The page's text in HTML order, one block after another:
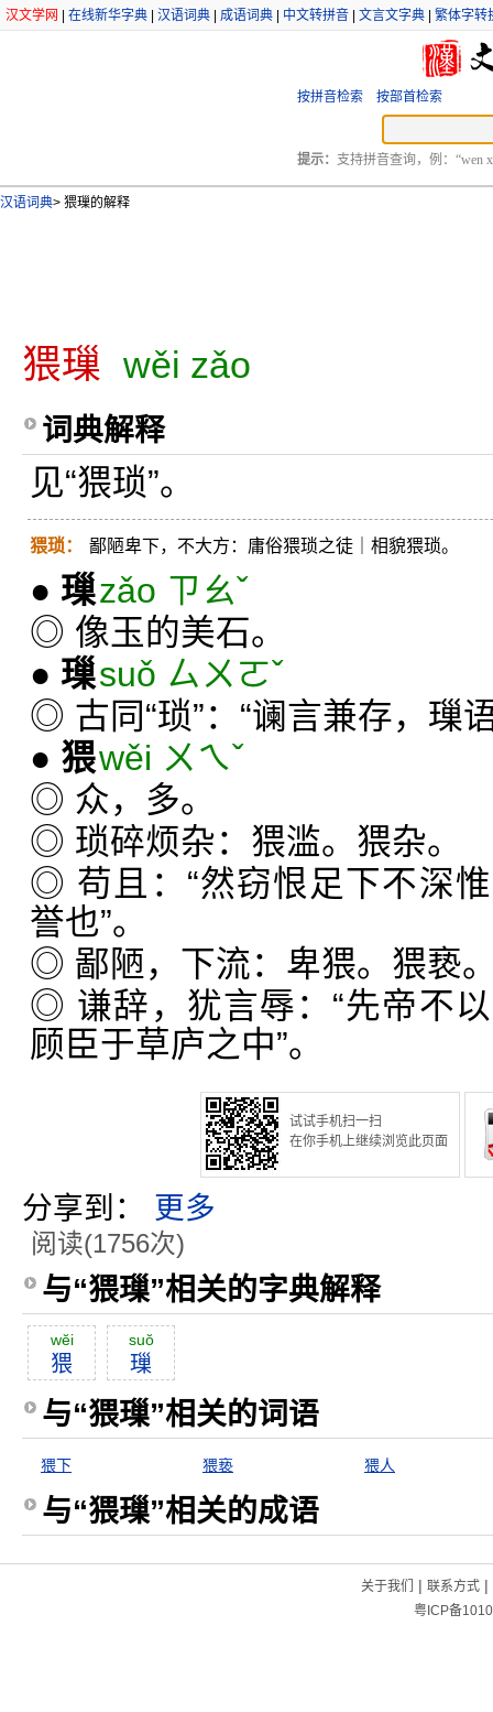
汉文学网 在线新华字典 汉语词典 成语词典 中文转拼音 文言文字典 繁体字转
按拼音检索 按部首检索
提示： 支持拼音查询，例：“wen
汉语词典> 猥璅的解释
猥璅 wěi zǎo
词典解释
见“猥琐”。
猥琐： 鄙陋卑下，不大方：庸俗猥琐之徒｜相貌猥琐。
● 璅zǎo ㄗㄠˇ
◎ 像玉的美石。
● 璅suǒ ㄙㄨㄛˇ
◎ 古同“琐”：“谰言兼存，璅
● 猥wěi ㄨㄟˇ
◎ 众，多。
◎ 琐碎烦杂：猥滥。猥杂。
◎ 苟且：“然窃恨足下不深
誉也”。
◎ 鄙陋，下流：卑猥。猥亵
◎ 谦辞，犹言辱：“先帝不
顾臣于草庐之中”。
试试手机扫一扫
在你手机上继续浏览此页面
分享到： 更多
阅读(1756次)
与“猥璅”相关的字典解释
wĕi
猥
suŏ
璅
与“猥璅”相关的词语
猥下 猥亵 猥人
与“猥璅”相关的成语
关于我们 | 联系方式|
粤ICP备